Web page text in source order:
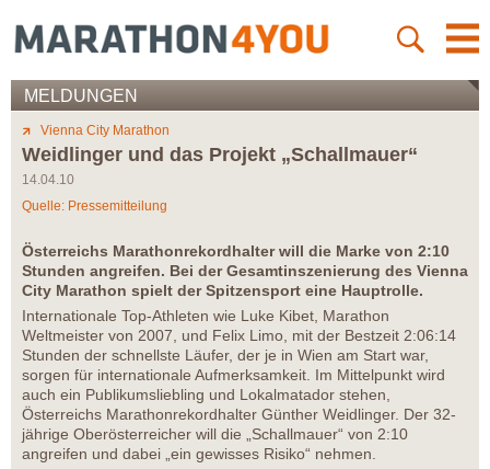
MELDUNGEN
Vienna City Marathon
Weidlinger und das Projekt „Schallmauer“
14.04.10
Quelle: Pressemitteilung
Österreichs Marathonrekordhalter will die Marke von 2:10
Stunden angreifen. Bei der Gesamtinszenierung des Vienna
City Marathon spielt der Spitzensport eine Hauptrolle.
Internationale Top-Athleten wie Luke Kibet, Marathon
Weltmeister von 2007, und Felix Limo, mit der Bestzeit 2:06:14
Stunden der schnellste Läufer, der je in Wien am Start war,
sorgen für internationale Aufmerksamkeit. Im Mittelpunkt wird
auch ein Publikumsliebling und Lokalmatador stehen,
Österreichs Marathonrekordhalter Günther Weidlinger. Der 32-
jährige Oberösterreicher will die „Schallmauer“ von 2:10
angreifen und dabei „ein gewisses Risiko“ nehmen.